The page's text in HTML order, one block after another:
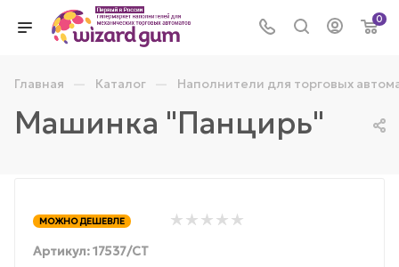
0
Главная — Каталог — Наполнители для торговых
Машинка "Панцирь"
МОЖНО ДЕШЕВЛЕ
Артикул:17537/СТ